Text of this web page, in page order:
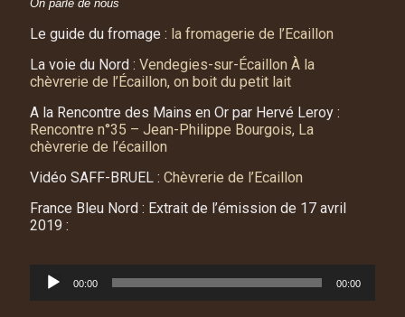
On parle de nous
Le guide du fromage : la fromagerie de l’Ecaillon
La voie du Nord : Vendegies-sur-Écaillon À la
chèvrerie de l’Écaillon, on boit du petit lait
A la Rencontre des Mains en Or par Hervé Leroy :
Rencontre n°35 – Jean-Philippe Bourgois, La
chèvrerie de l’écaillon
Vidéo SAFF-BRUEL : Chèvrerie de l’Ecaillon
France Bleu Nord : Extrait de l’émission de 17 avril
2019 :
Lecteur
audio
00:00 00:00